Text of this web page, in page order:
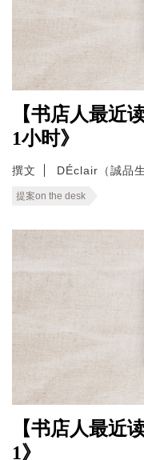
【书店人最近
1小时》
撰文 DÉclair（誠品
提案on the desk
【书店人最近
1》